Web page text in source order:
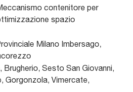
contenitore per
spazio
Milano Imbersago,
Brugherio, Sesto San Giovanni,
Gorgonzola, Vimercate,